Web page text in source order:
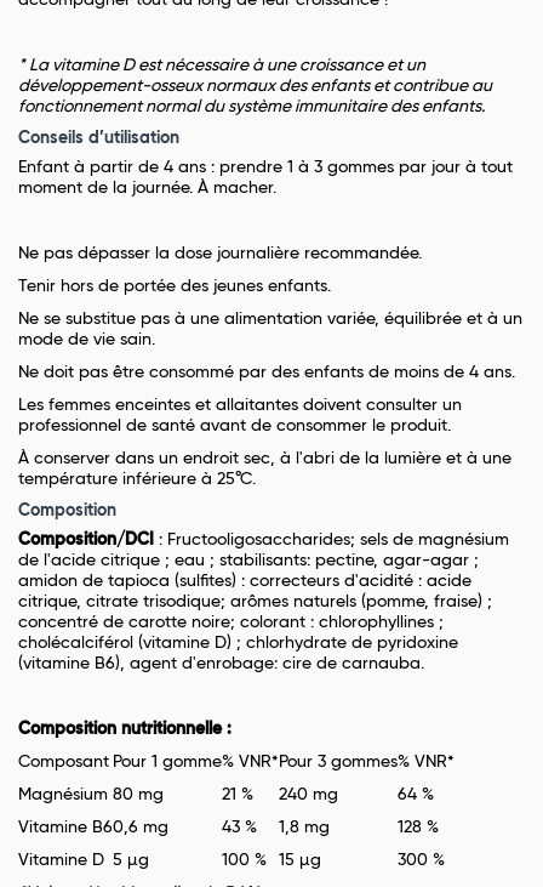
* La vitamine D est nécessaire à une croissance et un
développement-osseux normaux des enfants et contribue au
fonctionnement normal du système immunitaire des enfants.
Conseils d’utilisation
Enfant à partir de 4 ans : prendre 1 à 3 gommes par jour à tout
moment de la journée. À macher.
Ne pas dépasser la dose journalière recommandée.
Tenir hors de portée des jeunes enfants.
Ne se substitue pas à une alimentation variée, équilibrée et à un
mode de vie sain.
Ne doit pas être consommé par des enfants de moins de 4 ans.
Les femmes enceintes et allaitantes doivent consulter un
professionnel de santé avant de consommer le produit.
À conserver dans un endroit sec, à l'abri de la lumière et à une
température inférieure à 25°C.
Composition
Composition/DCI : Fructooligosaccharides; sels de magnésium
de l'acide citrique ; eau ; stabilisants: pectine, agar-agar ;
amidon de tapioca (sulfites) : correcteurs d'acidité : acide
citrique, citrate trisodique; arômes naturels (pomme, fraise) ;
concentré de carotte noire; colorant : chlorophyllines ;
cholécalciférol (vitamine D) ; chlorhydrate de pyridoxine
(vitamine B6), agent d'enrobage: cire de carnauba.
Composition nutritionnelle :
Composant Pour 1 gomme% VNR* Pour 3 gommes% VNR*
Magnésium 80 mg 21 % 240 mg
64 %
Vitamine B60,6 mg 43 % 1,8 mg
128 %
Vitamine D 5 µg 100 % 15 µg
300 %